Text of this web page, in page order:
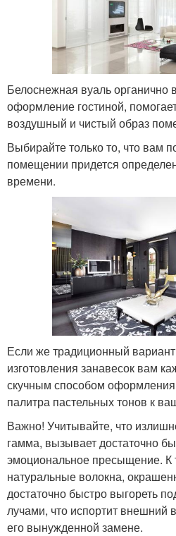
Белоснежная вуаль органично
оформление гостиной,
воздушный и чистый образ
Выбирайте только то, что вам
помещении придется
времени.
Если же традиционный
изготовления занавесок вам
скучным способом
палитра пастельных тонов к
Важно! Учитывайте, что
гамма, вызывает достаточно
эмоциональное пресыщение. К
натуральные волокна,
достаточно быстро выгореть
лучами, что испортит внешний
его вынужденной замене.